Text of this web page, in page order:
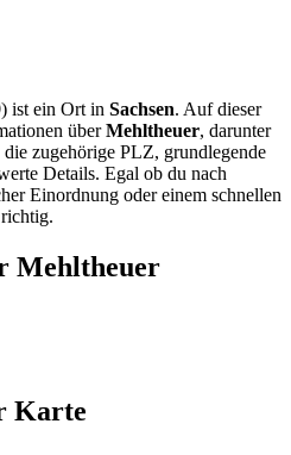
) ist ein Ort in Sachsen. Auf dieser
überMehltheuer, darunter
zugehörige PLZ, grundlegende
Details. Egal ob du nach
Einordnung oder einem schnellen
Mehltheuer
Karte